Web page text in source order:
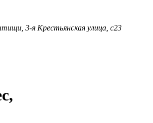
3-я Крестьянская улица, с23